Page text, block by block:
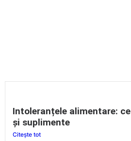
Intoleranțele alimentare:
și suplimente
Citește tot